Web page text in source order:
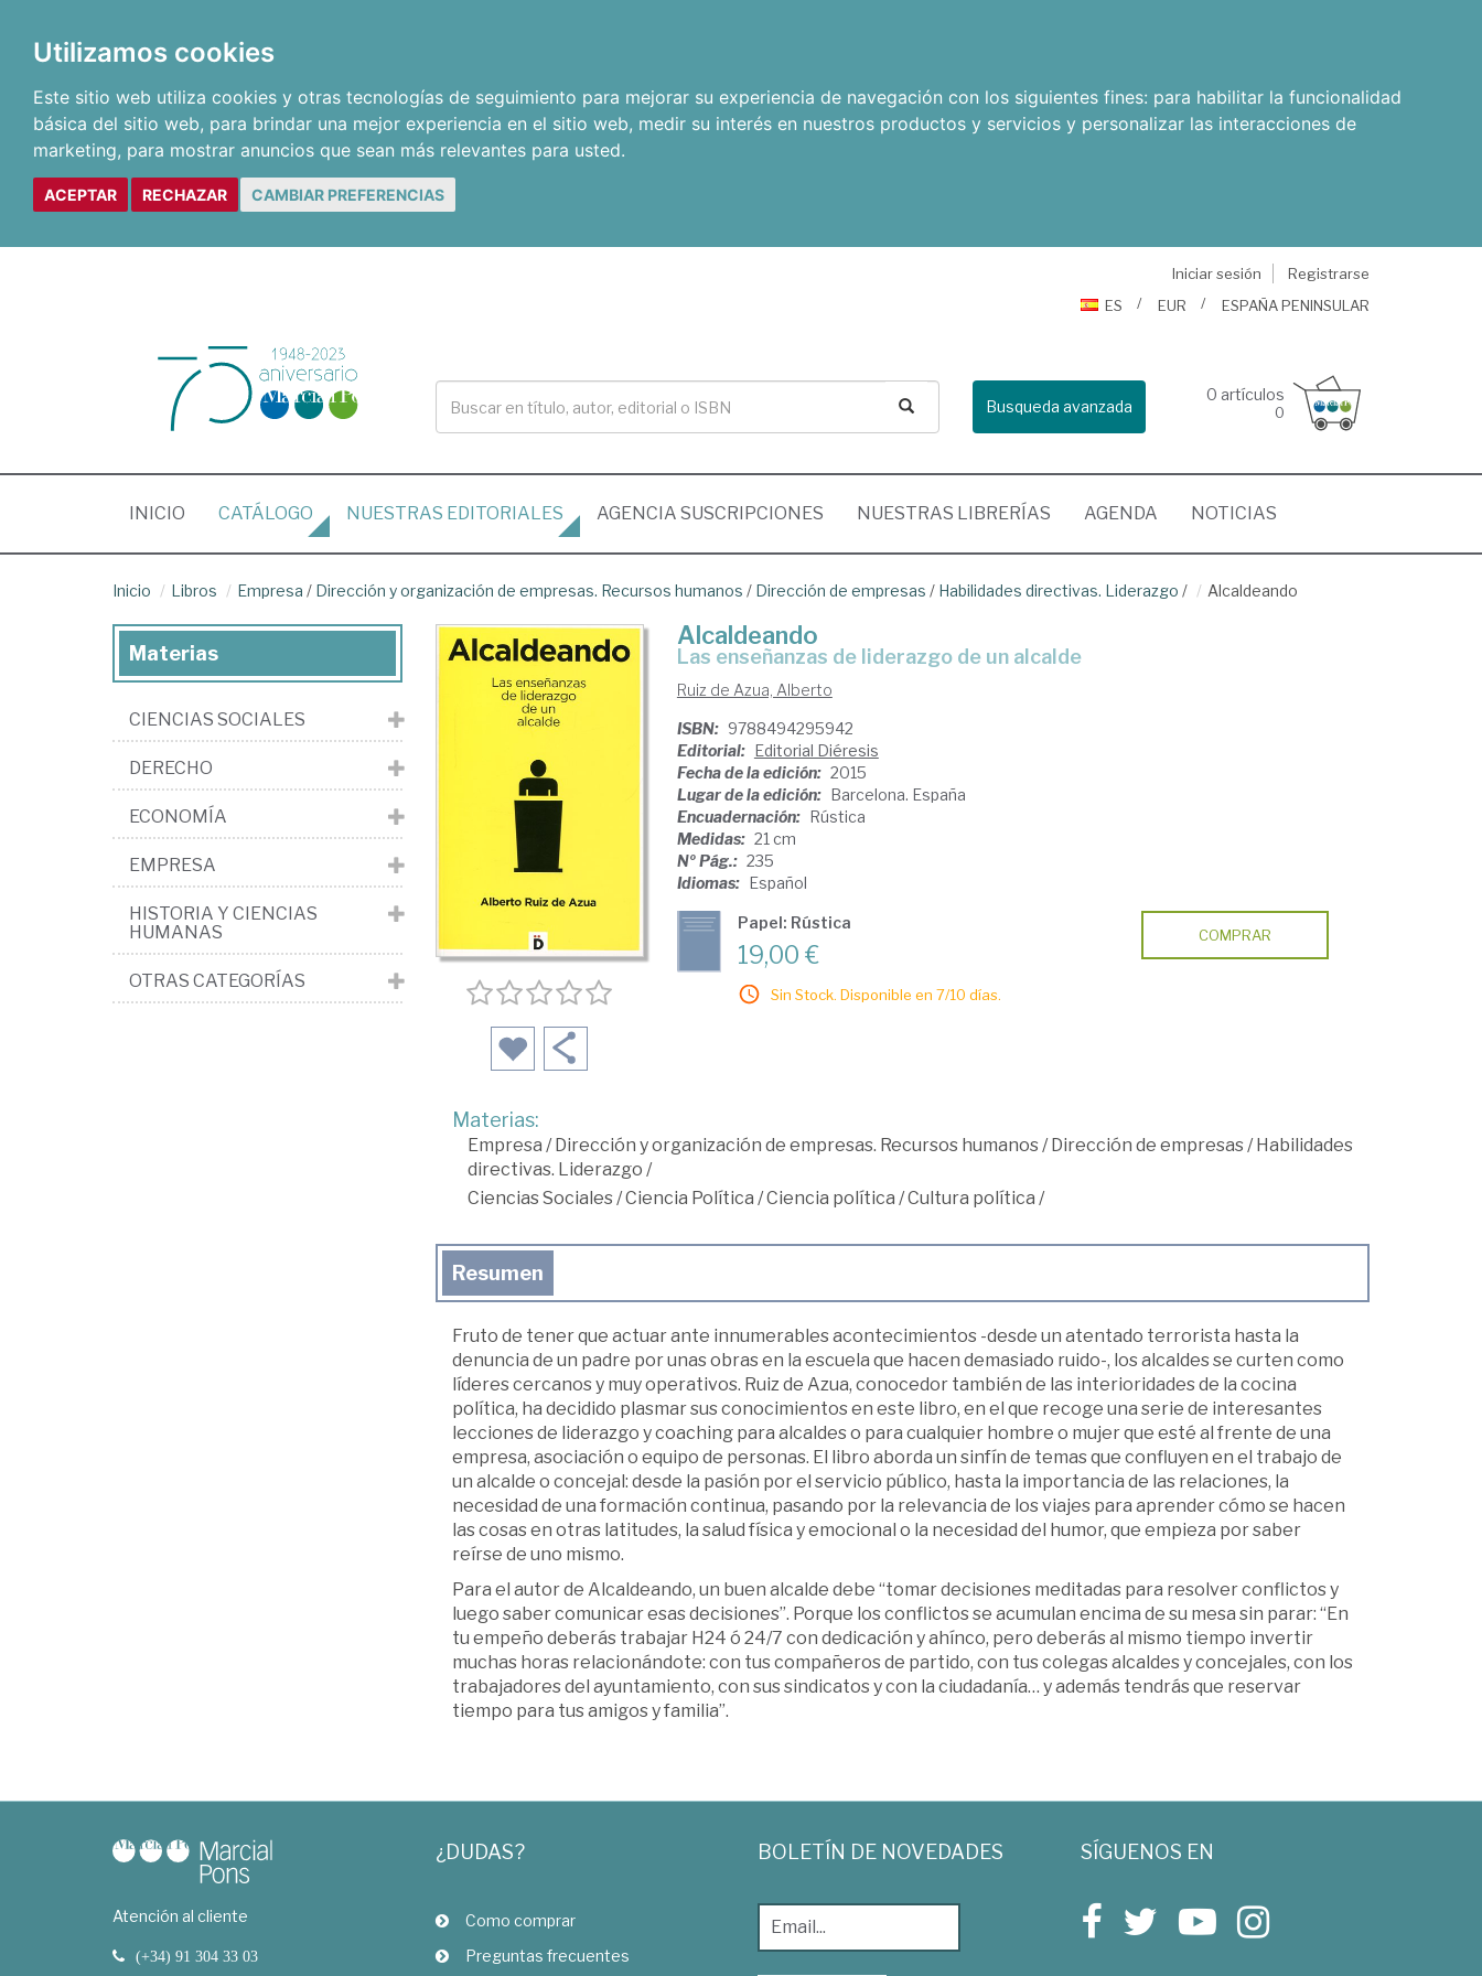
Utilizamos cookies
Este sitio web utiliza cookies y otras tecnologías de seguimiento para mejorar su experiencia de navegación con los siguientes fines: para habilitar la funcionalidad
básica del sitio web, para brindar una mejor experiencia en el sitio web, medir su interés en nuestros productos y servicios y personalizar las interacciones de
marketing, para mostrar anuncios que sean más relevantes para usted.
ACEPTAR RECHAZAR CAMBIAR PREFERENCIAS
Iniciar sesión
Registrarse
ES
EUR ESPAÑA PENINSULAR
Busqueda avanzada
0 artículos
0
INICIO (CURRENT)
CATÁLOGO NUESTRAS EDITORIALES AGENCIA SUSCRIPCIONES NUESTRAS LIBRERÍAS AGENDA NOTICIAS
Inicio Libros Empresa / Dirección y organización de empresas. Recursos humanos / Dirección de empresas / Habilidades directivas. Liderazgo / Alcaldeando
Alcaldeando
las enseñanzas de liderazgo de un alcalde
Ruiz de Azua, Alberto
ISBN: 9788494295942
Editorial: Editorial Diéresis
Fecha de la edición: 2015
Lugar de la edición: Barcelona. España
Encuadernación: Rústica
Medidas: 21 cm
Nº Pág.: 235
Idiomas: Español
Papel: Rústica
19,00 €
Sin Stock. Disponible en 7/10 días.
COMPRAR
Materias:
Empresa /Dirección y organización de empresas. Recursos humanos/Dirección de empresas/Habilidades
directivas. Liderazgo /
Ciencias Sociales/Ciencia Política /Ciencia política /Cultura política /
Resumen
Fruto de tener que actuar ante innumerables acontecimientos -desde un atentado terrorista hasta la
denuncia de un padre por unas obras en la escuela que hacen demasiado ruido-, los alcaldes se curten como
líderes cercanos y muy operativos. Ruiz de Azua, conocedor también de las interioridades de la cocina
política, ha decidido plasmar sus conocimientos en este libro, en el que recoge una serie de interesantes
lecciones de liderazgo y coaching para alcaldes o para cualquier hombre o mujer que esté al frente de una
empresa, asociación o equipo de personas. El libro aborda un sinfín de temas que confluyen en el trabajo de
un alcalde o concejal: desde la pasión por el servicio público, hasta la importancia de las relaciones, la
necesidad de una formación continua, pasando por la relevancia de los viajes para aprender cómo se hacen
las cosas en otras latitudes, la salud física y emocional o la necesidad del humor, que empieza por saber
reírse de uno mismo.
Para el autor de Alcaldeando, un buen alcalde debe “tomar decisiones meditadas para resolver conflictos y
luego saber comunicar esas decisiones”. Porque los conflictos se acumulan encima de su mesa sin parar: “En
tu empeño deberás trabajar H24 ó 24/7 con dedicación y ahínco, pero deberás al mismo tiempo invertir
muchas horas relacionándote: con tus compañeros de partido, con tus colegas alcaldes y concejales, con los
trabajadores del ayuntamiento, con sus sindicatos y con la ciudadanía… y además tendrás que reservar
tiempo para tus amigos y familia”.
Materias
CIENCIAS SOCIALES
DERECHO
ECONOMÍA
EMPRESA
HISTORIA Y CIENCIAS
HUMANAS
OTRAS CATEGORÍAS
Atención al cliente
(+34) 91 304 33 03
¿DUDAS?
Como comprar
Preguntas frecuentes
BOLETÍN DE NOVEDADES SÍGUENOS EN